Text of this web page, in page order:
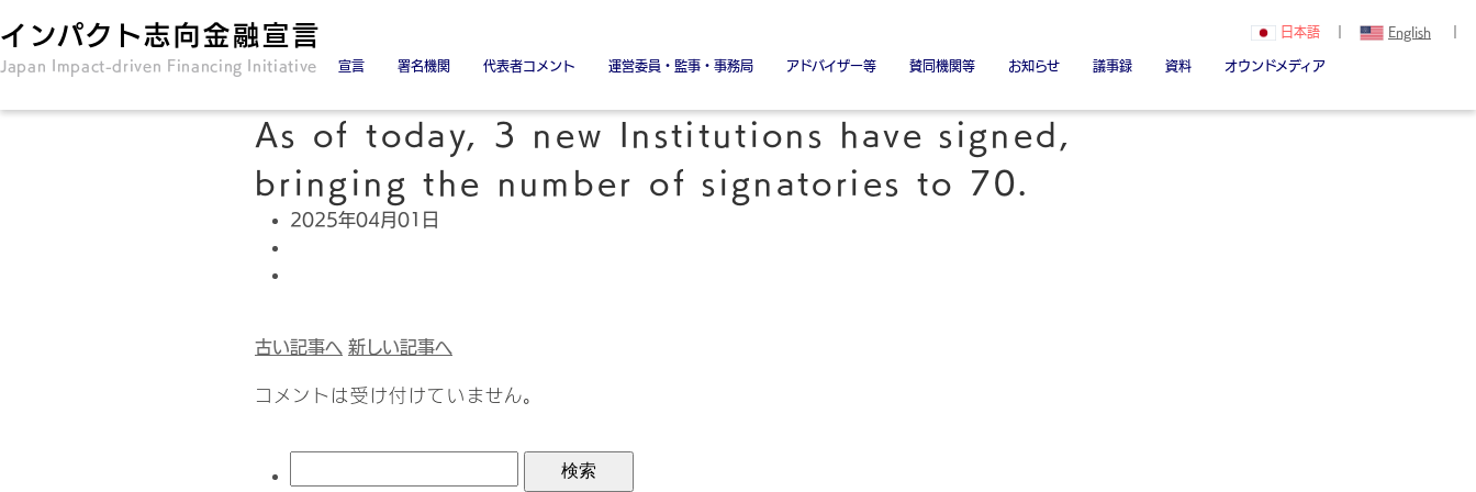
インパクト志向金融宣言
Japan Impact-driven Financing Initiative
日本語｜ English
宣言 署名機関
署名金融機関
署名協力機関
代表者コメント
署名金融機関
署名協力機関
運営委員・監事・事務局 アドバイザー等 賛同機関等
特別賛同機関（創立者）
特別協賛
お知らせ 議事録 資料 オウンドメディア
As of today, 3 new Institutions have signed,
bringing the number of signatories to 70.
2025年04月01日
古い記事へ 新しい記事へ
コメントは受け付けていません。